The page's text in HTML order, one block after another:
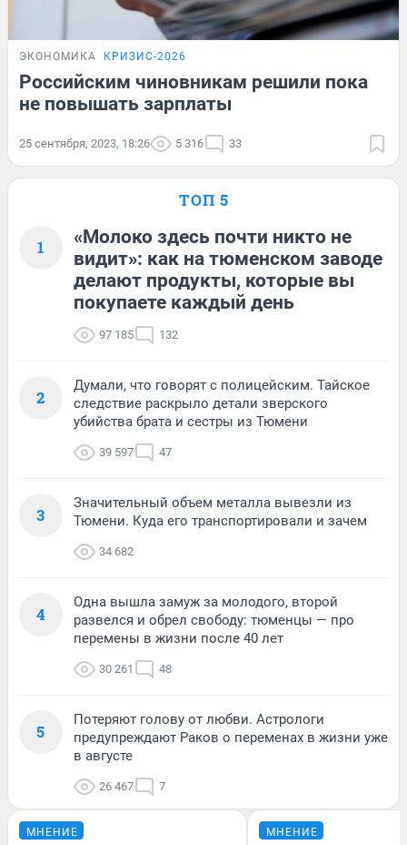
ЭКОНОМИКА КРИЗИС-2026
Российским чиновникам решили пока
не повышать зарплаты
25 сентября, 2023, 18:26 5 316 33
ТОП 5
1
«Молоко здесь почти никто не
видит»: как на тюменском заводе
делают продукты, которые вы
покупаете каждый день
97 185 132
2
Думали, что говорят с полицейским. Тайское
следствие раскрыло детали зверского
убийства брата и сестры из Тюмени
39 597 47
3
Значительный объем металла вывезли из
Тюмени. Куда его транспортировали и зачем
34 682
4
Одна вышла замуж за молодого, второй
развелся и обрел свободу: тюменцы — про
перемены в жизни после 40 лет
30 261 48
5
Потеряют голову от любви. Астрологи
предупреждают Раков о переменах в жизни уже
в августе
26 467 7
МНЕНИЕ МНЕНИЕ